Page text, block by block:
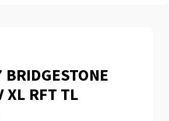
XL RFT TL